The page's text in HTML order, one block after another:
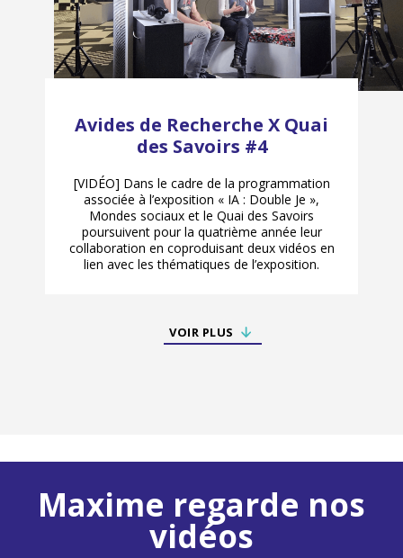
Avides de Recherche X Quai
des Savoirs #4
[VIDÉO] Dans le cadre de la programmation
associée à l’exposition « IA : Double Je »,
Mondes sociaux et le Quai des Savoirs
poursuivent pour la quatrième année leur
collaboration en coproduisant deux vidéos en
lien avec les thématiques de l’exposition.
VOIR PLUS
Maxime regarde nos
vidéos